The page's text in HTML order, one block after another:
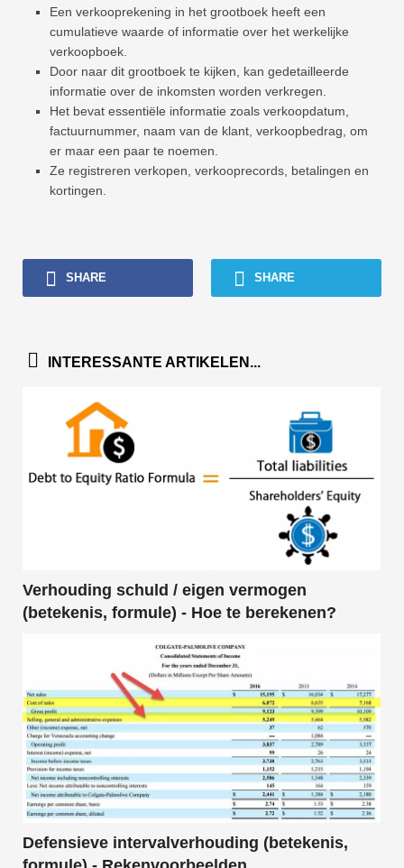
Een verkooprekening in het grootboek heeft een
cumulatieve waarde of informatie over het werkelijke
verkoopboek.
Door naar dit grootboek te kijken, kan gedetailleerde
informatie over de inkomsten worden verkregen.
Het bevat essentiële informatie zoals verkoopdatum,
factuurnummer, naam van de klant, verkoopbedrag, om
er maar een paar te noemen.
Ze registreren verkopen, verkooprecords, betalingen en
kortingen.
SHARE SHARE
INTERESSANTE ARTIKELEN...
Verhouding schuld / eigen vermogen
(betekenis, formule) - Hoe te berekenen?
Defensieve intervalverhouding (betekenis,